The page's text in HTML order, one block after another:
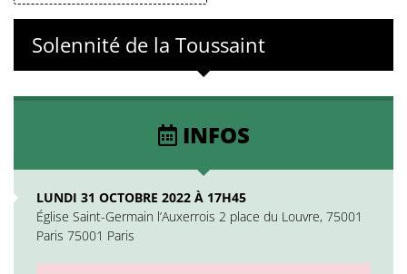
Solennité de la Toussaint
INFOS
LUNDI 31 OCTOBRE 2022 À 17H45
Église Saint-Germain l’Auxerrois 2 place du Louvre, 75001
Paris 75001 Paris